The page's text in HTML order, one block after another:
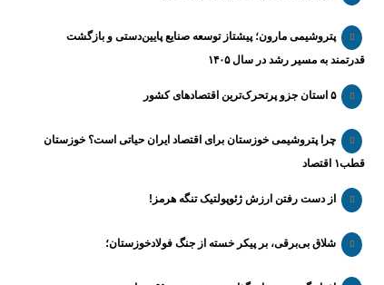
پتروشیمی مارون؛ پیشتاز توسعه صنایع پایین‌دستی و بازگشت
قدرتمند به مسیر رشد در سال ۱۴۰۵
۵ استان جزو پرتحرک‌ترین اقتصاد‌های کشور
چرا پتروشیمی خوزستان برای اقتصاد ایران حیاتی است؟ خوزستان
قطب۱ اقتصاد
از دست رفتن ارزش ژئوپولتیک تنگه هرمز!
شلاق‌ بی‌برقی، بر پیکر خسته‌ از جنگ فولادخوزستان؛